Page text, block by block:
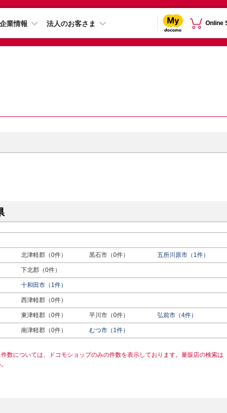
企業情報 法人のお客さま Online
北津軽郡（0件） 黒石市（0件） 五所川原市（1件）
下北郡（0件）
十和田市（1件）
西津軽郡（0件）
東津軽郡（0件） 平川市（0件） 弘前市（4件）
南津軽郡（0件） むつ市（1件）
数については、ドコモショップのみの件数を表示しております。量販店の検索は